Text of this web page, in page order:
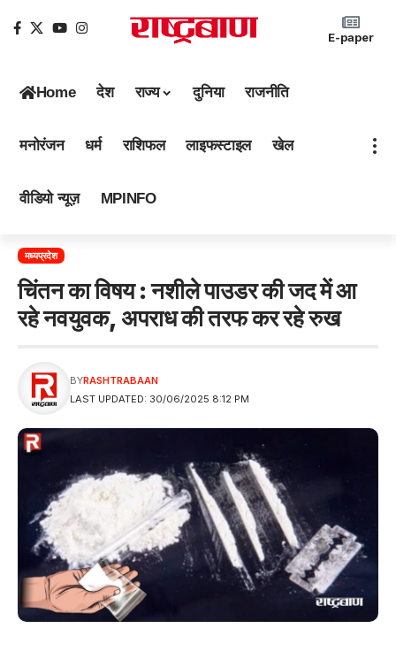
E-paper
Home देश राज्य दुनिया राजनीति
मनोरंजन धर्म राशिफल लाइफस्टाइल खेल
वीडियो न्यूज़ MPINFO
मध्यप्रदेश
चिंतन का विषय : नशीले पाउडर की जद में आ
रहे नवयुवक, अपराध की तरफ कर रहे रुख
LAST UPDATED: 30/06/2025 8:12 PM
BYRASHTRABAAN